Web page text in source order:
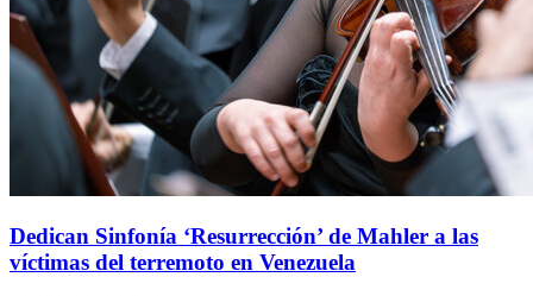
Dedican Sinfonía ‘Resurrección’ de Mahler a las
víctimas del terremoto en Venezuela